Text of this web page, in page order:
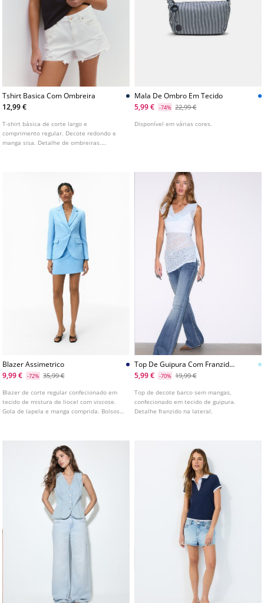
Tshirt Basica Com Ombreira
12,99 €
T-shirt básica de corte largo e
comprimento regular. Decote redondo e
manga sisa. Detalhe de ombreiras.
Mala De Ombro Em Tecido
5,99 €
-74% 22,99 €
Disponível em várias cores.
Blazer Assimetrico
9,99 €
-72% 35,99 €
Blazer de corte regular confecionado em
tecido de mistura de liocel com viscose.
Gola de lapela e manga comprida. Bolsos
Top De Guipura Com Franzido
Lateral
5,99 € -70% 19,99 €
Top de decote barco sem mangas,
confecionado em tecido de guipura.
Detalhe franzido na lateral.